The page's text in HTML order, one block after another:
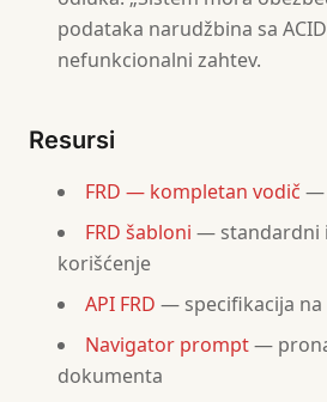
podataka narudžbina sa
nefunkcionalni zahtev.
Resursi
FRD — kompletan vodič —
FRD šabloni — standardni
korišćenje
API FRD — specifikacija
Navigator prompt—
dokumenta